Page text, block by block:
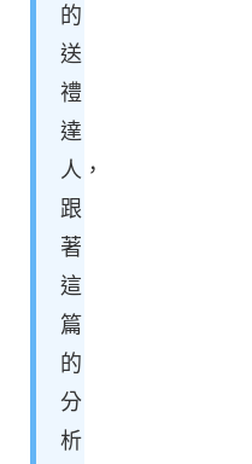
的
送
禮
達
人，
跟
著
這
篇
的
分
析